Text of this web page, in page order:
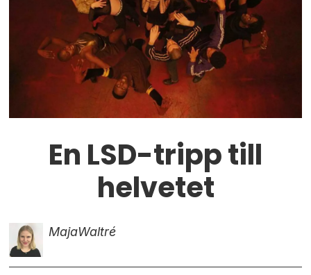
En LSD-tripp till
helvetet
MajaWaltré